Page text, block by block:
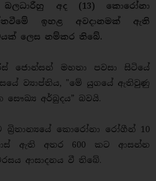
අද (13) කොරෝනා
ඉහළ අවදානමක් ඇති
ලෙස නම්කර තිබේ.
ජොන්සන් මහතා පවසා සිටියේ
ව්‍යාප්තිය, "මේ යුගයේ ඇතිවුණු
අර්බුදය” බවයි.
බ්‍රිතාන්‍යයේ කොරෝනා රෝගීන් 10
ඇති අතර 600 කට ආසන්න
ආසාදනය වී තිබේ.